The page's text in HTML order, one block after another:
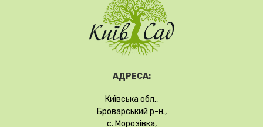
АДРЕСА:
Київська обл.,
Броварський р-н.,
с. Морозівка,